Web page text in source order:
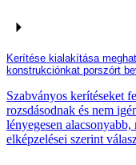
Kerítése kialakítása
konstrukciónkat porszórt
Szabványos kerítéseket
rozsdásodnak és nem
lényegesen
elképzelései szerint